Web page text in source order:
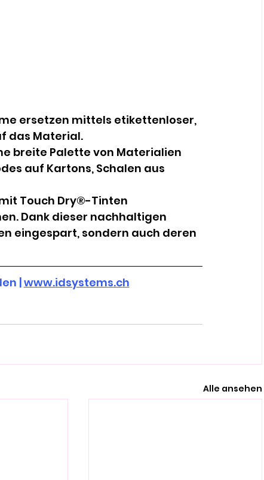
ersetzen mittels etikettenloser,
das Material.
breite Palette von Materialien
auf Kartons, Schalen aus
Touch Dry®-Tinten
Dank dieser nachhaltigen
eingespart, sondern auch deren
| www.idsystems.ch
Alle ansehen